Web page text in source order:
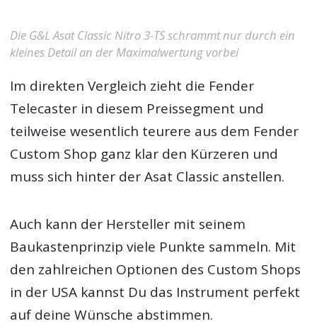
Die G&L Asat Classic Nitro 3-TS schrammt nur durch ein
kleines Detail an der Maximalwertung vorbei
Im direkten Vergleich zieht die Fender
Telecaster in diesem Preissegment und
teilweise wesentlich teurere aus dem Fender
Custom Shop ganz klar den Kürzeren und
muss sich hinter der Asat Classic anstellen.
Auch kann der Hersteller mit seinem
Baukastenprinzip viele Punkte sammeln. Mit
den zahlreichen Optionen des Custom Shops
in der USA kannst Du das Instrument perfekt
auf deine Wünsche abstimmen.